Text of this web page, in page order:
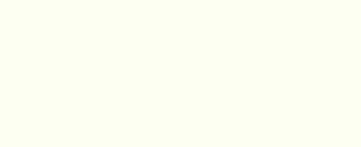
delfín